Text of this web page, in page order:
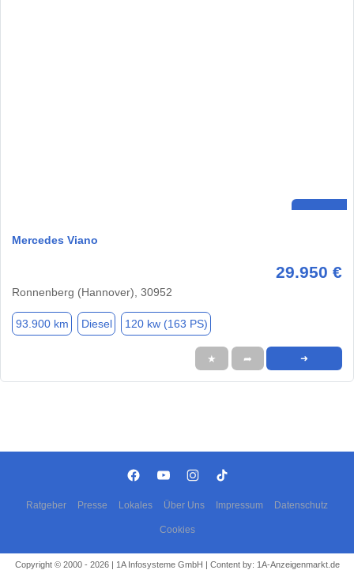
Mercedes Viano
29.950 €
Ronnenberg (Hannover), 30952
93.900 km Diesel 120 kw (163 PS)
★ ➦ ➜
Ratgeber Presse Lokales Über Uns Impressum Datenschutz
Cookies
Copyright © 2000 - 2026 | 1A Infosysteme GmbH | Content by: 1A-Anzeigenmarkt.de